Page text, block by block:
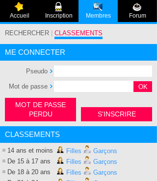
Accueil Inscription Membres Forum
RECHERCHER CLASSEMENTS
ME CONNECTER
Pseudo
Mot de passe
MOT DE PASSE
PERDU
S'INSCRIRE
CLASSEMENTS
14 ans et moins Filles
Garçons
De 15 à 17 ans
Filles
Garçons
De 18 à 20 ans
Filles
Garçons